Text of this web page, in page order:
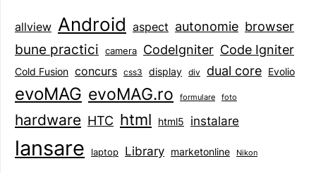
allview Android aspect autonomie browser
bune practici camera CodeIgniter Code Igniter
Cold Fusion concurs css3 display div dual core Evolio
evoMAG evoMAG.ro formulare foto
hardware HTC html html5 instalare
lansare laptop Library marketonline Nikon